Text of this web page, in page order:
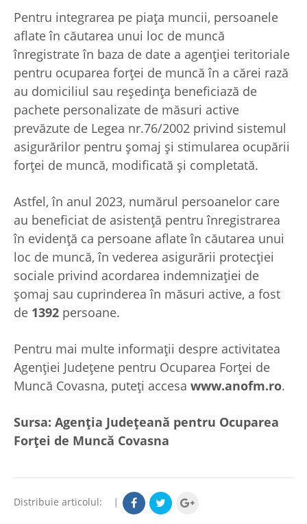
Pentru integrarea pe piaţa muncii, persoanele
aflate în căutarea unui loc de muncă
înregistrate în baza de date a agenţiei teritoriale
pentru ocuparea forţei de muncă în a cărei rază
au domiciliul sau reşedinţa beneficiază de
pachete personalizate de măsuri active
prevăzute de Legea nr.76/2002 privind sistemul
asigurărilor pentru şomaj şi stimularea ocupării
forţei de muncă, modificată şi completată.
Astfel, în anul 2023, numărul persoanelor care
au beneficiat de asistenţă pentru înregistrarea
în evidenţă ca persoane aflate în căutarea unui
loc de muncă, în vederea asigurării protecţiei
sociale privind acordarea indemnizaţiei de
şomaj sau cuprinderea în măsuri active, a fost
de 1392 persoane.
Pentru mai multe informații despre activitatea
Agenției Județene pentru Ocuparea Forței de
Muncă Covasna, puteți accesa www.anofm.ro.
Sursa: Agenția Județeană pentru Ocuparea
Forței de Muncă Covasna
Distribuie articolul: |